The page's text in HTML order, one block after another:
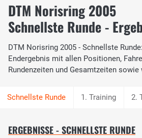
DTM Norisring 2005
Schnellste Runde -
DTM Norisring 2005 - Schnellste
Endergebnis mit allen Positionen,
Rundenzeiten und Gesamtzeiten
1. Training 2.
ERGEBNISSE - SCHNELLSTE RUNDE